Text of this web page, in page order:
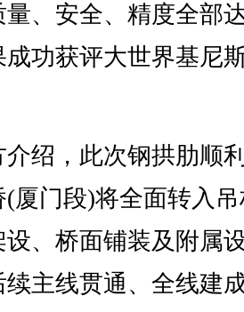
、安全、精度全部
功获评大世界基尼
，此次钢拱肋顺
(厦门段)将全面转入
、桥面铺装及附属
主线贯通、全线建